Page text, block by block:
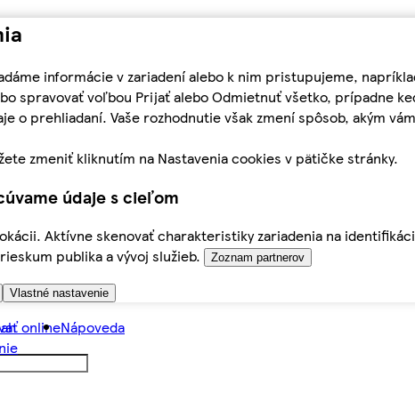
informácie v zariadení alebo k nim pristupujeme,
spravovať voľbou Prijať alebo Odmietnuť všetko, prípadne
o prehliadaní. Vaše rozhodnutie však zmení spôsob, akým
zmeniť kliknutím na Nastavenia cookies v pätičke stránky.
údaje s cieľom
Aktívne skenovať charakteristiky zariadenia na
publika a vývoj služieb.
Zoznam partnerov
Vlastné nastavenie
onlineNápoveda